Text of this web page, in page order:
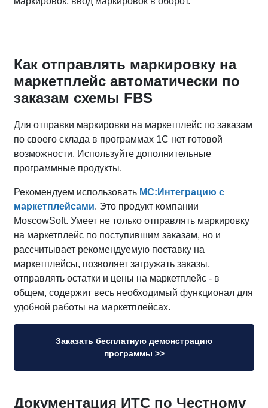
Как отправлять маркировку на
маркетплейс автоматически по
заказам схемы FBS
Для отправки маркировки на маркетплейс по заказам
по своего склада в программах 1С нет готовой
возможности. Используйте дополнительные
программные продукты.
Рекомендуем использовать МС:Интеграцию с
маркетплейсами. Это продукт компании
MoscowSoft. Умеет не только отправлять маркировку
на маркетплейс по поступившим заказам, но и
рассчитывает рекомендуемую поставку на
маркетплейсы, позволяет загружать заказы,
отправлять остатки и цены на маркетплейс - в
общем, содержит весь необходимый функционал для
удобной работы на маркетплейсах.
Заказать бесплатную демонстрацию
программы >>
Документация ИТС по Честному